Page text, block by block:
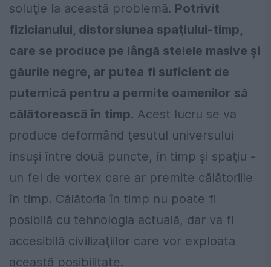
soluţie la această problemă. Potrivit
fizicianului, distorsiunea spaţiului-timp,
care se produce pe lângă stelele masive şi
găurile negre, ar putea fi suficient de
puternică pentru a permite oamenilor să
călătorească în timp. Acest lucru se va
produce deformând ţesutul universului
însuşi între două puncte, în timp şi spaţiu -
un fel de vortex care ar premite călătoriile
în timp. Călătoria în timp nu poate fi
posibilă cu tehnologia actuală, dar va fi
accesibilă civilizaţiilor care vor exploata
această posibilitate.